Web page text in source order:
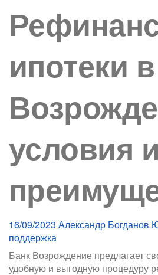
ипотеки
условия и
16/09/2023 Александр Богданов
поддержка
Банк Возрождение предлагает
удобную и выгодную процедуру